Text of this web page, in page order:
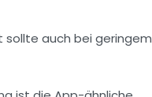
sollte auch bei geringem